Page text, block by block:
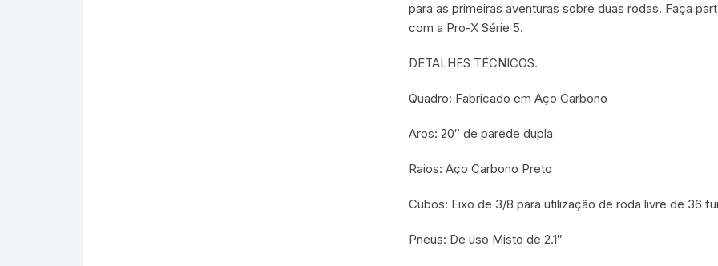
para as primeiras aventuras sobre duas rodas. Faça
com a Pro-X Série 5.
DETALHES TÉCNICOS.
Quadro: Fabricado em Aço Carbono
Aros: 20″ de parede dupla
Raios: Aço Carbono Preto
Cubos: Eixo de 3/8 para utilização de roda livre de 36
Pneus: De uso Misto de 2.1″